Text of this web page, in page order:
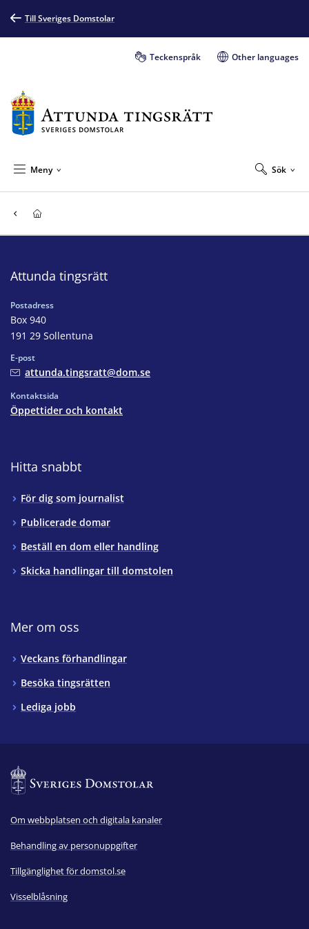
Till Sveriges Domstolar
Teckenspråk Other languages
Sök
Meny
Attunda tingsrätt
Postadress
Box 940
191 29 Sollentuna
E-post
attunda.tingsratt@dom.se
Kontaktsida
Öppettider och kontakt
Hitta snabbt
För dig som journalist
Publicerade domar
Beställ en dom eller handling
Skicka handlingar till domstolen
Mer om oss
Veckans förhandlingar
Besöka tingsrätten
Lediga jobb
Om webbplatsen och digitala kanaler
Behandling av personuppgifter
Tillgänglighet för domstol.se
Visselblåsning